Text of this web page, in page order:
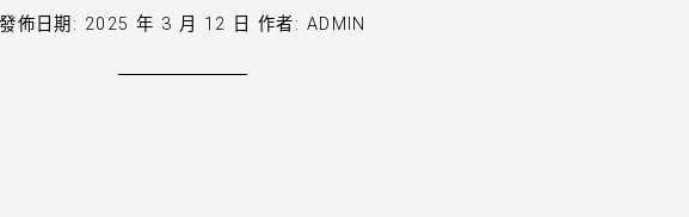
發佈日期: 2025 年 3 月 12 日 作者: ADMIN